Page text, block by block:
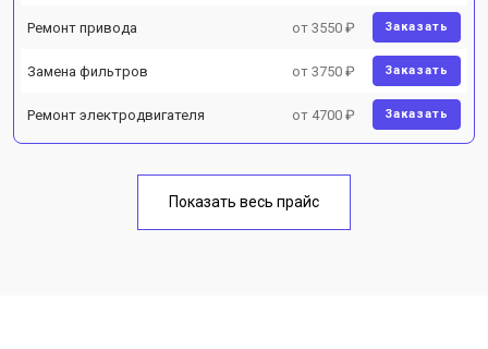
Ремонт привода от 3550 ₽ Заказать
Замена фильтров от 3750 ₽ Заказать
Ремонт электродвигателя от 4700 ₽ Заказать
Показать весь прайс